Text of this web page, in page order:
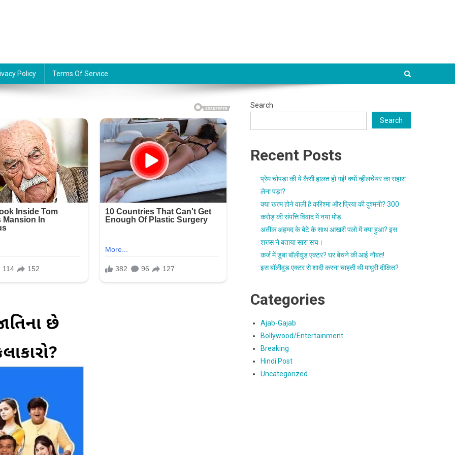
Policy Terms Of Service
Search
Search
Recent Posts
प्रेम चोपड़ा की ये कैसी हालत हो गई! क्यों व्हीलचेयर का सहारा
लेना पड़ा?
क्या खत्म होने वाली है करिश्मा और प्रिया की दुश्मनी? 300
करोड़ की संपत्ति विवाद में नया मोड़
अतीक अहमद के बेटे के साथ आखरी पलो में क्या हुआ? इस
शख्स ने बताया सारा सच।
कर्ज में डूबा बॉलीवुड एक्टर? घर बेचने की आई नौबत!
इस बॉलीवुड एक्टर से शादी करना चाहती थी माधुरी दीक्षित?
Categories
Ajab-Gajab
Bollywood/Entertainment
Breaking
Hindi Post
Uncategorized